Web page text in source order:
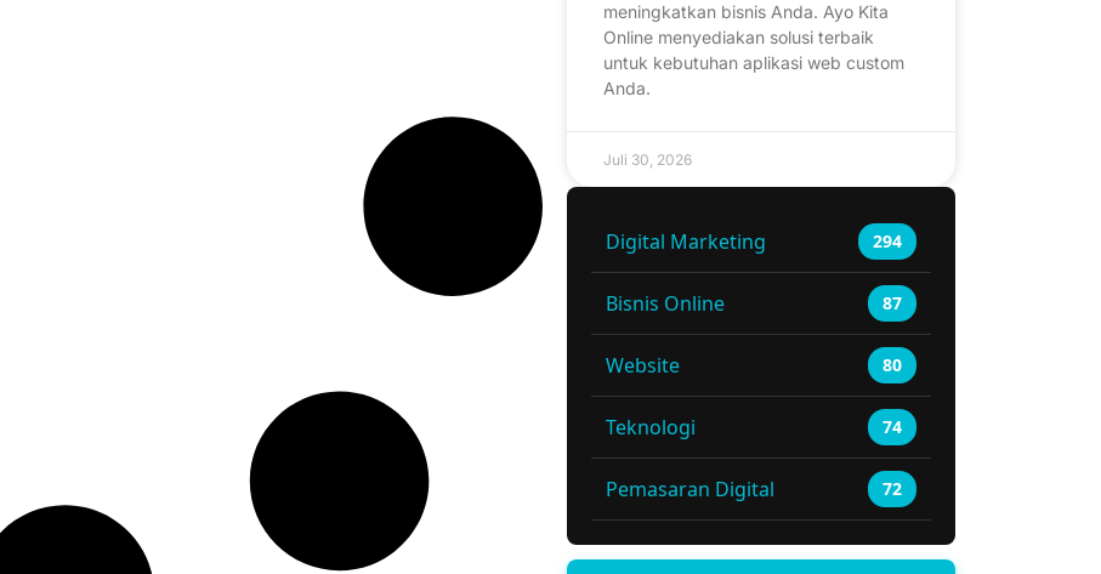
meningkatkan bisnis Anda. Ayo Kita
Online menyediakan solusi terbaik
untuk kebutuhan aplikasi web custom
Anda.
Juli 30, 2026
Digital Marketing 294
Bisnis Online 87
Website 80
Teknologi 74
Pemasaran Digital 72